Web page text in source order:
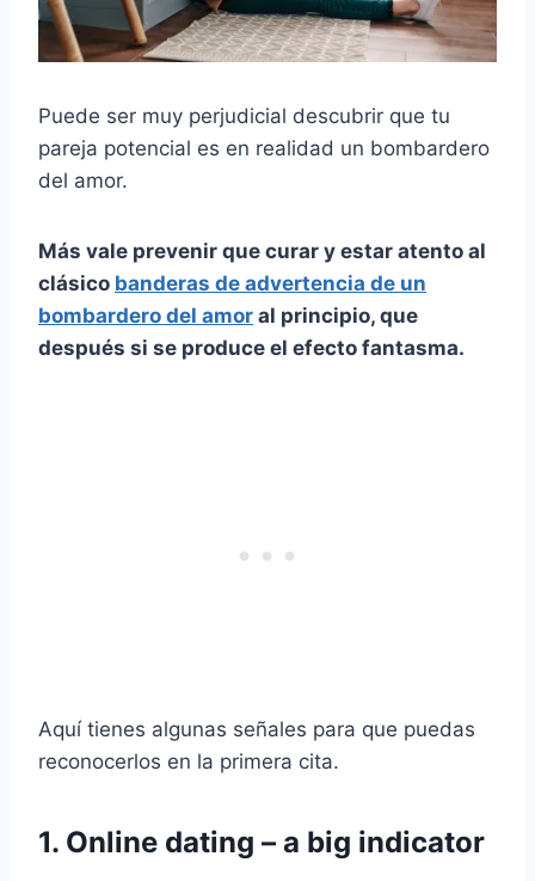
Puede ser muy perjudicial descubrir que tu
pareja potencial es en realidad un bombardero
del amor.
Más vale prevenir que curar y estar atento al
clásico banderas de advertencia de un
bombardero del amor al principio, que
después si se produce el efecto fantasma.
Aquí tienes algunas señales para que puedas
reconocerlos en la primera cita.
1. Online dating – a big indicator